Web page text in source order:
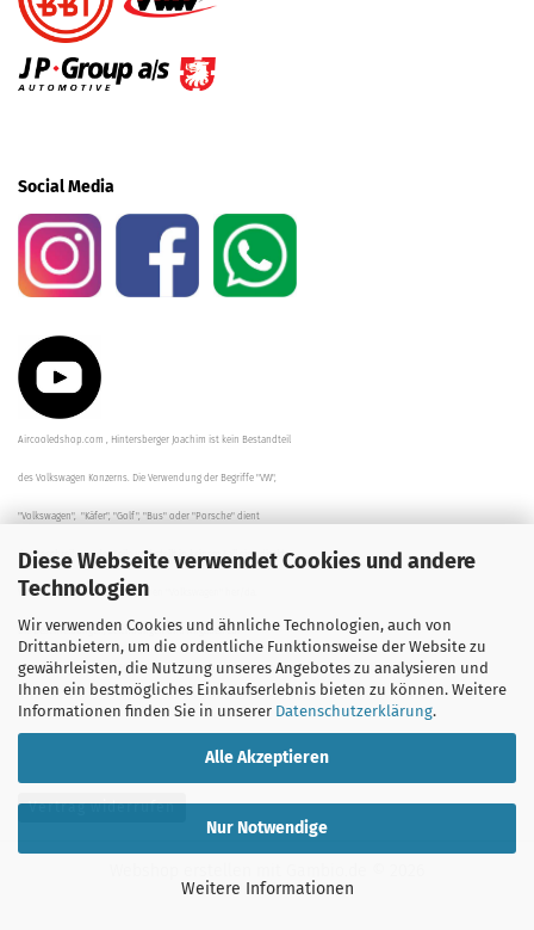
Diese Webseite verwendet Cookies und andere
Technologien
Wir verwenden Cookies und ähnliche Technologien, auch von
Drittanbietern, um die ordentliche Funktionsweise der Website zu
gewährleisten, die Nutzung unseres Angebotes zu analysieren und
Ihnen ein bestmögliches Einkaufserlebnis bieten zu können. Weitere
Informationen finden Sie in unserer Datenschutzerklärung.
Alle Akzeptieren
Nur Notwendige
Weitere Informationen
Social Media
Aircooledshop.com , Hintersberger Joachim ist kein Bestandteil
des Volkswagen Konzerns. Die Verwendung der Begriffe "VW",
"Volkswagen", "Käfer", "Golf", "Bus" oder "Porsche" dient
der Beschreibung der Teile und stellt in keinem Fall eine direkte
Verbindung zu dem Unternehmen "Volkswagen" her/da.
Die Beschreibungen, Zeichnungen und Angaben zur
Verwendung sind sorgfältig überprüft worden.
Vertrag widerrufen